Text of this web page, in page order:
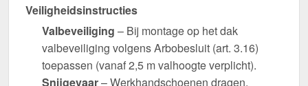
Veiligheidsinstructies
Valbeveiliging – Bij montage op het dak
valbeveiliging volgens Arbobesluit (art. 3.16)
toepassen (vanaf 2,5 m valhoogte verplicht).
Snijgevaar– Werkhandschoenen dragen.